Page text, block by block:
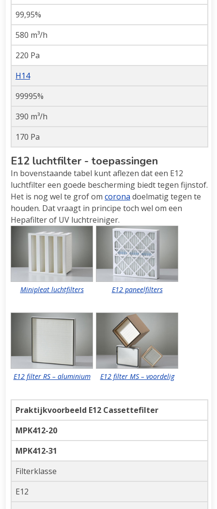
99,95%
580 m³/h
220 Pa
H14
99995%
390 m³/h
170 Pa
E12 luchtfilter - toepassingen
In bovenstaande tabel kunt aflezen dat een E12
luchtfilter een goede bescherming biedt tegen fijnstof.
Het is nog wel te grof om corona doelmatig tegen te
houden. Dat vraagt in principe toch wel om een
Hepafilter of UV luchtreiniger.
Minipleat luchtfilters E12 paneelfilters
E12 filter RS – aluminium E12 filter MS – voordelig
Praktijkvoorbeeld E12 Cassettefilter
MPK412-20
MPK412-31
Filterklasse
E12